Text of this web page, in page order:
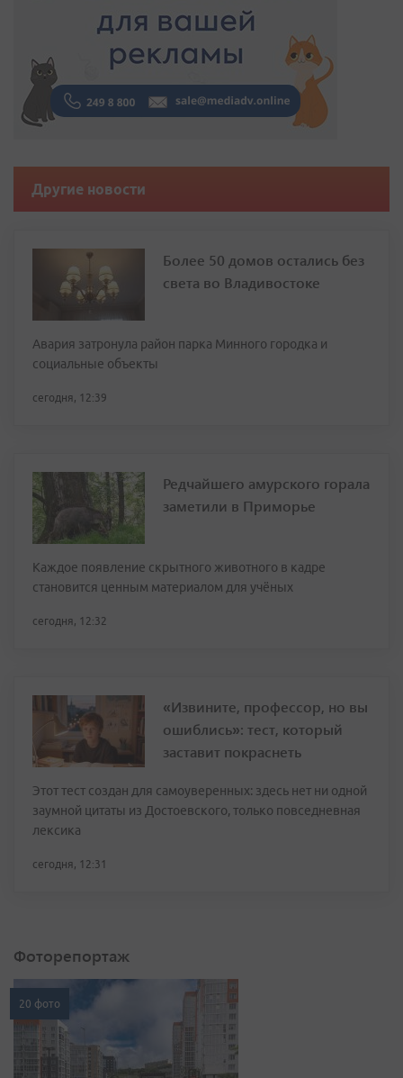
Другие новости
Более 50 домов остались без
света во Владивостоке
Авария затронула район парка Минного городка и
социальные объекты
сегодня, 12:39
Редчайшего амурского горала
заметили в Приморье
Каждое появление скрытного животного в кадре
становится ценным материалом для учёных
сегодня, 12:32
«Извините, профессор, но вы
ошиблись»: тест, который
заставит покраснеть
Этот тест создан для самоуверенных: здесь нет ни одной
заумной цитаты из Достоевского, только повседневная
лексика
сегодня, 12:31
Фоторепортаж
20 фото